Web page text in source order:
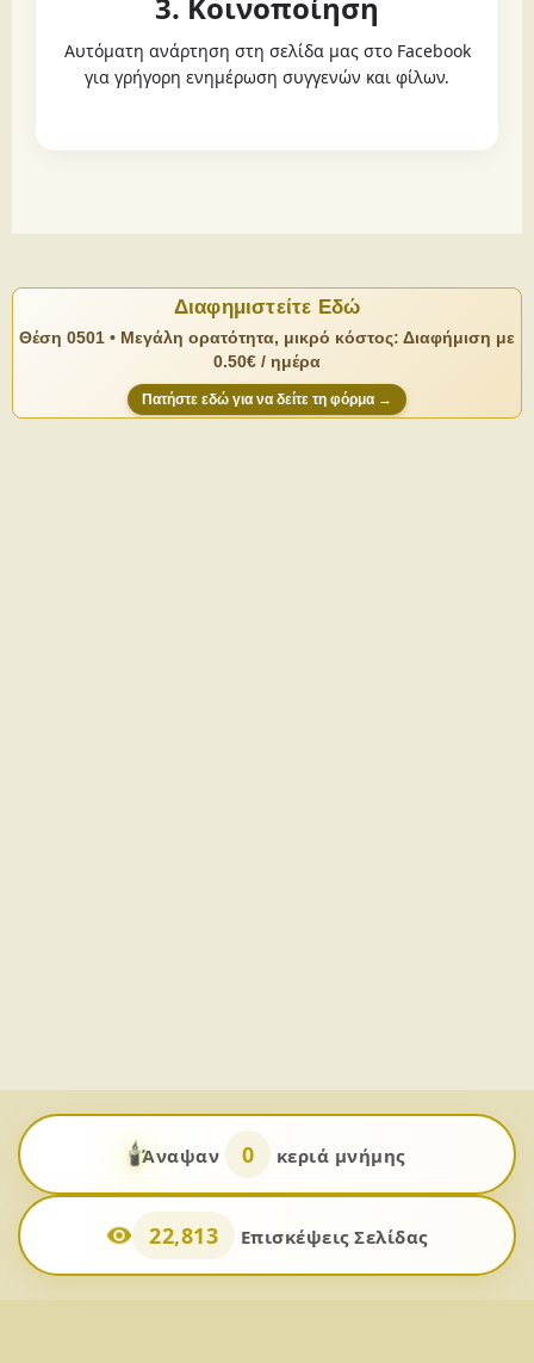
Αυτόματη ανάρτηση στη σελίδα μας στο Facebook
για γρήγορη ενημέρωση συγγενών και φίλων.
Διαφημιστείτε Εδώ
Θέση 0501 • Μεγάλη ορατότητα, μικρό κόστος: Διαφήμιση με
0.50€ / ημέρα
Πατήστε εδώ για να δείτε τη φόρμα →
🕯️Άναψαν 0 κεριά μνήμης
22,813 Επισκέψεις Σελίδας